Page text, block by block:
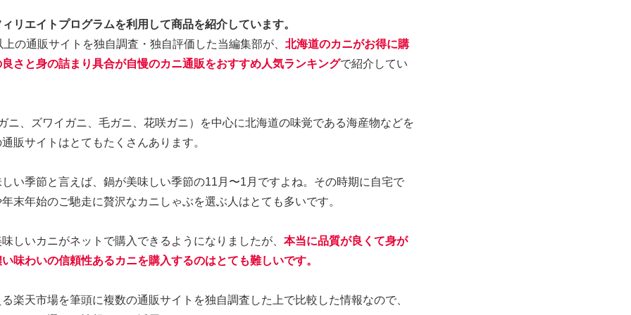
リエイトプログラムを利用して商品を紹介しています。
の通販サイトを独自調査・独自評価した当編集部が、 北海道のカニがお得に購
さと身の詰まり具合が自慢のカニ通販をおすすめ人気ランキングで紹介してい
ニ、ズワイガニ、毛ガニ、花咲ガニ）を中心に北海道の味覚である海産物などを
販サイトはとてもたくさんあります。
い季節と言えば、鍋が美味しい季節の11月〜1月ですよね。その時期に自宅で
末年始のご馳走に贅沢なカニしゃぶを選ぶ人はとても多いです。
しいカニがネットで購入できるようになりましたが、 本当に品質が良くて身が
味わいの信頼性あるカニを購入するのはとても難しいです。
楽天市場を筆頭に複数の通販サイトを独自調査した上で比較した情報なので、